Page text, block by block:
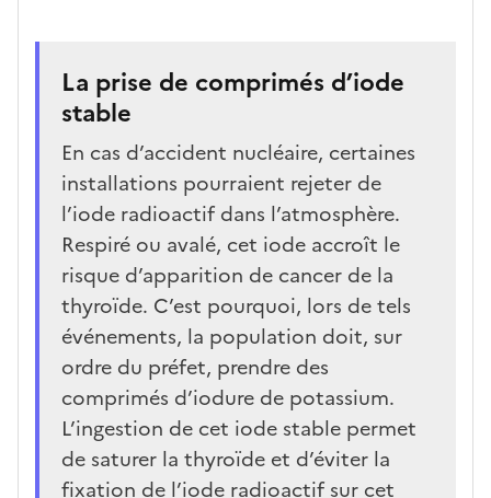
La prise de comprimés d’iode
stable
En cas d’accident nucléaire, certaines
installations pourraient rejeter de
l’iode radioactif dans l’atmosphère.
Respiré ou avalé, cet iode accroît le
risque d’apparition de cancer de la
thyroïde. C’est pourquoi, lors de tels
événements, la population doit, sur
ordre du préfet, prendre des
comprimés d’iodure de potassium.
L’ingestion de cet iode stable permet
de saturer la thyroïde et d’éviter la
fixation de l’iode radioactif sur cet